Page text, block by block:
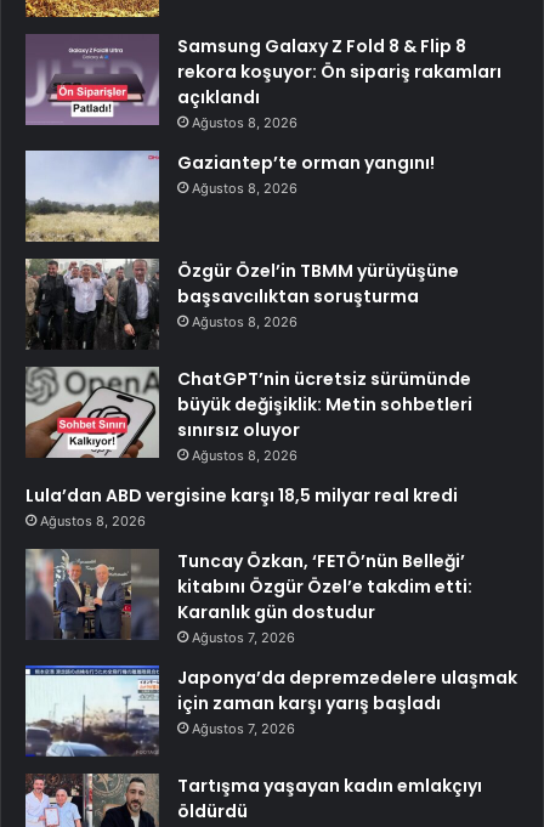
Samsung Galaxy Z Fold 8 & Flip 8
rekora koşuyor: Ön sipariş rakamları
açıklandı
Ağustos 8, 2026
Gaziantep’te orman yangını!
Ağustos 8, 2026
Özgür Özel’in TBMM yürüyüşüne
başsavcılıktan soruşturma
Ağustos 8, 2026
ChatGPT’nin ücretsiz sürümünde
büyük değişiklik: Metin sohbetleri
sınırsız oluyor
Ağustos 8, 2026
Lula’dan ABD vergisine karşı 18,5 milyar real kredi
Ağustos 8, 2026
Tuncay Özkan, ‘FETÖ’nün Belleği’
kitabını Özgür Özel’e takdim etti:
Karanlık gün dostudur
Ağustos 7, 2026
Japonya’da depremzedelere ulaşmak
için zaman karşı yarış başladı
Ağustos 7, 2026
Tartışma yaşayan kadın emlakçıyı
öldürdü